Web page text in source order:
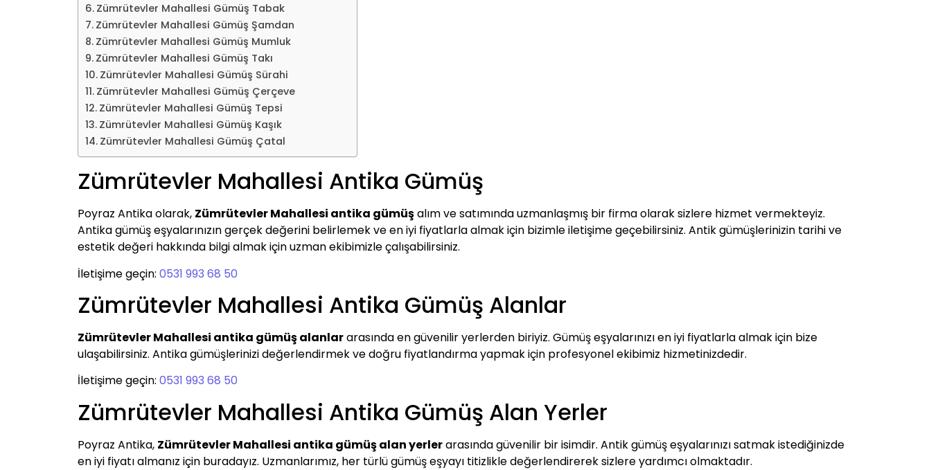
Zümrütevler Mahallesi Gümüş Tabak
Zümrütevler Mahallesi Gümüş Şamdan
Zümrütevler Mahallesi Gümüş Mumluk
Zümrütevler Mahallesi Gümüş Takı
Zümrütevler Mahallesi Gümüş Sürahi
Zümrütevler Mahallesi Gümüş Çerçeve
Zümrütevler Mahallesi Gümüş Tepsi
Zümrütevler Mahallesi Gümüş Kaşık
Zümrütevler Mahallesi Gümüş Çatal
Zümrütevler Mahallesi Antika Gümüş
Poyraz Antika olarak, Zümrütevler Mahallesi antika gümüşalım ve satımında uzmanlaşmış bir firma olarak sizlere hizmet vermekteyiz.
Antika gümüş eşyalarınızın gerçek değerini belirlemek ve en iyi fiyatlarla almak için bizimle iletişime geçebilirsiniz. Antik gümüşlerinizin tarihi ve
estetik değeri hakkında bilgi almak için uzman ekibimizle çalışabilirsiniz.
İletişime geçin: 0531 993 68 50
Zümrütevler Mahallesi Antika Gümüş Alanlar
Zümrütevler Mahallesi antika gümüş alanlararasında en güvenilir yerlerden biriyiz. Gümüş eşyalarınızı en iyi fiyatlarla almak için bize
ulaşabilirsiniz. Antika gümüşlerinizi değerlendirmek ve doğru fiyatlandırma yapmak için profesyonel ekibimiz hizmetinizdedir.
İletişime geçin: 0531 993 68 50
Zümrütevler Mahallesi Antika Gümüş Alan Yerler
Poyraz Antika, Zümrütevler Mahallesi antika gümüş alan yerlerarasında güvenilir bir isimdir. Antik gümüş eşyalarınızı satmak istediğinizde
en iyi fiyatı almanız için buradayız. Uzmanlarımız, her türlü gümüş eşyayı titizlikle değerlendirerek sizlere yardımcı olmaktadır.